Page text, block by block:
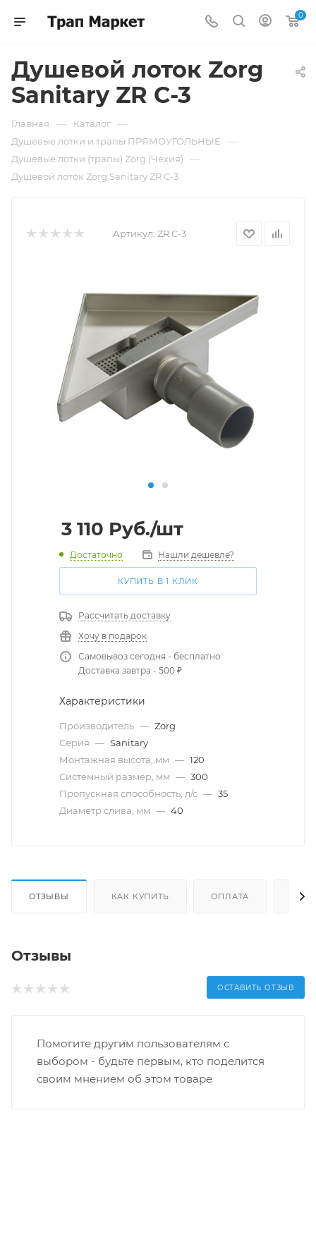
0
Душевой лоток Zorg
Sanitary ZR C-3
Главная — Каталог —
Душевые лотки и трапы ПРЯМОУГОЛЬНЫЕ —
Душевые лотки (трапы) Zorg (Чехия) —
Душевой лоток Zorg Sanitary ZR C-3
Артикул: ZR C-3
3 110 Руб./шт
Достаточно Нашли дешевле?
КУПИТЬ В 1 КЛИК
Рассчитать доставку
Хочу в подарок
Самовывоз сегодня - бесплатно
Доставка завтра - 500 ₽
Характеристики
Производитель — Zorg
Серия — Sanitary
Монтажная высота, мм — 120
Системный размер, мм — 300
Пропускная способность, л/с — 35
Диаметр слива, мм — 40
ОТЗЫВЫ КАК КУПИТЬ ОПЛАТА
Отзывы
ОСТАВИТЬ ОТЗЫВ
Помогите другим пользователям с
выбором - будьте первым, кто поделится
своим мнением об этом товаре